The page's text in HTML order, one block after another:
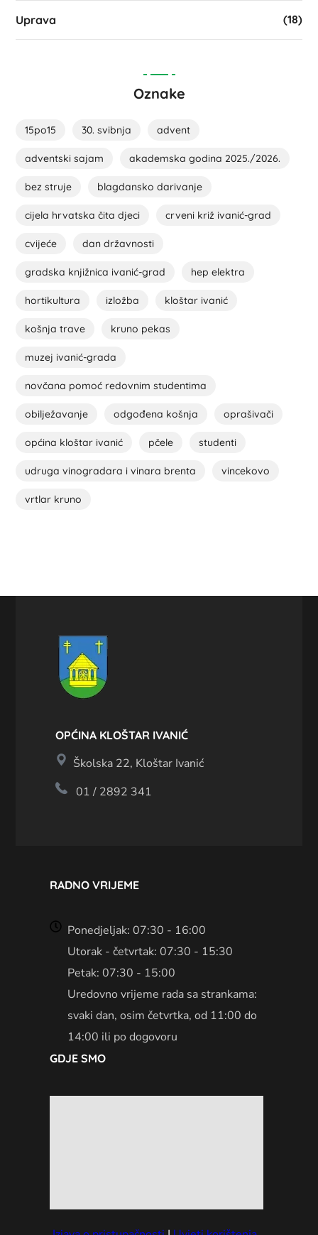
Uprava (18)
Oznake
15po15 30. svibnja advent
adventski sajam akademska godina 2025./2026.
bez struje blagdansko darivanje
cijela hrvatska čita djeci crveni križ ivanić-grad
cvijeće dan državnosti
gradska knjižnica ivanić-grad hep elektra
hortikultura izložba kloštar ivanić
košnja trave kruno pekas
muzej ivanić-grada
novčana pomoć redovnim studentima
obilježavanje odgođena košnja oprašivači
općina kloštar ivanić pčele studenti
udruga vinogradara i vinara brenta vincekovo
vrtlar kruno
OPĆINA KLOŠTAR IVANIĆ
Školska 22, Kloštar Ivanić
01 / 2892 341
RADNO VRIJEME
Ponedjeljak: 07:30 - 16:00
Utorak - četvrtak: 07:30 - 15:30
Petak: 07:30 - 15:00
Uredovno vrijeme rada sa strankama:
svaki dan, osim četvrtka, od 11:00 do
14:00 ili po dogovoru
GDJE SMO